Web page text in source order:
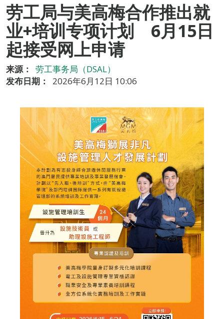
劳工局与美高梅合作推出就
业+培训专项计划 6月15日
起接受网上申请
来源：
劳工事务局（DSAL）
发布日期：
2026年6月12日 10:06